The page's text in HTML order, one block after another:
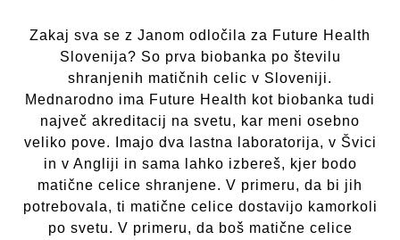
Zakaj sva se z Janom odločila za Future Health
Slovenija? So prva biobanka po številu
shranjenih matičnih celic v Sloveniji.
Mednarodno ima Future Health kot biobanka tudi
največ akreditacij na svetu, kar meni osebno
veliko pove. Imajo dva lastna laboratorija, v Švici
in v Angliji in sama lahko izbereš, kjer bodo
matične celice shranjene. V primeru, da bi jih
potrebovala, ti matične celice dostavijo kamorkoli
po svetu. V primeru, da boš matične celice